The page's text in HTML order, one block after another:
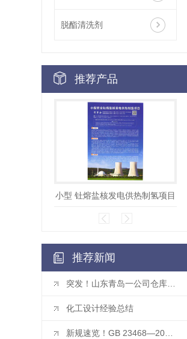
脱酯清洗剂
推荐产品
小型 钍熔盐核发电供热制氢项目
推荐新闻
突发！山东青岛一公司仓库起火
化工设计经验总结
新规速览！GB 23468—2025 坠落防护强制性国标发布